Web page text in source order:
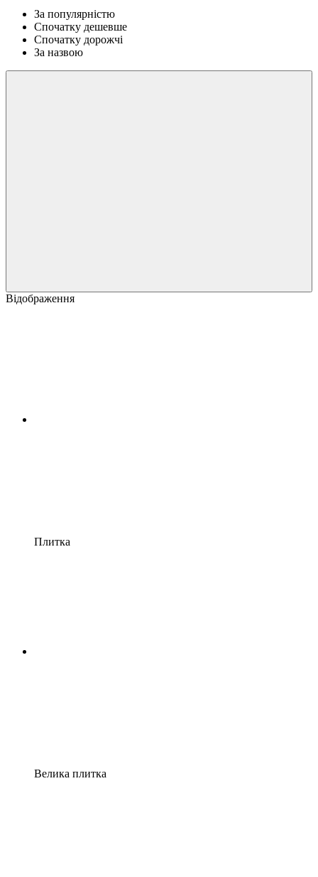
За популярністю
Спочатку дешевше
Спочатку дорожчі
За назвою
Відображення
Плитка
Велика плитка